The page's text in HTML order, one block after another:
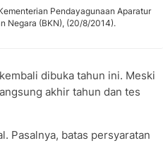
Pendayagunaan Aparatur
Negara (BKN), (20/8/2014).
dibuka tahun ini. Meski
akhir tahun dan tes
Pasalnya, batas persyaratan